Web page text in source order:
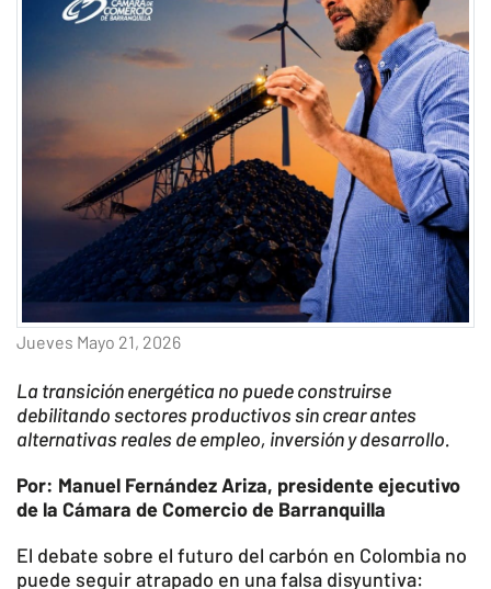
Jueves Mayo 21, 2026
La transición energética no puede construirse
debilitando sectores productivos sin crear antes
alternativas reales de empleo, inversión y desarrollo.
Por: Manuel Fernández Ariza, presidente ejecutivo
de la Cámara de Comercio de Barranquilla
El debate sobre el futuro del carbón en Colombia no
puede seguir atrapado en una falsa disyuntiva: